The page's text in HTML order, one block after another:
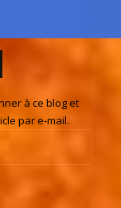
à ce blog et
par e-mail.